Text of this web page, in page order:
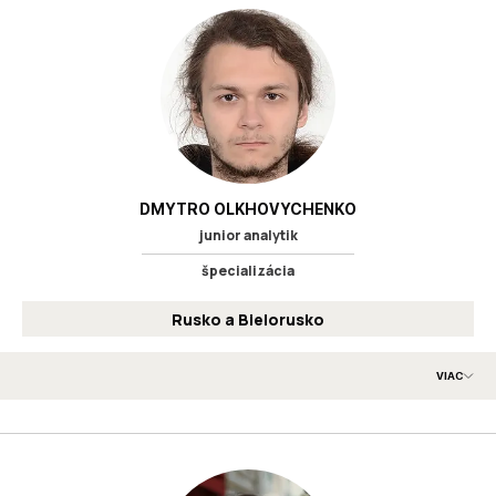
medzinárodných vzdelávacích programoch a medziuniverzitných
projektoch. Okrem analytickej práce sa venujem grafickému
dizajnu a vizuálnej komunikácii.
Ukrajinčina Angličtina
Srbčina (A2)
Macedónčina (A2)
DMYTRO OLKHOVYCHENKO
junior analytik
špecializácia
Rusko a Bielorusko
VIAC
transformácie politických režimov. V súčasnosti analyzujem